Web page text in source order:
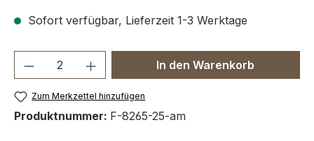
Sofort verfügbar, Lieferzeit 1-3 Werktage
Produkt Anzahl: Gib denIn den Warenkorb
Zum Merkzettel hinzufügen
Produktnummer: F-8265-25-am